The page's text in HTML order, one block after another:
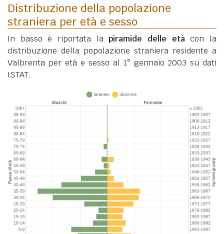
Distribuzione della popolazione
straniera per età e sesso
In basso è riportata lapiramide delle etàcon la
distribuzione della popolazione straniera residente a
Valbrenta per età e sesso al 1° gennaio 2003 su dati
ISTAT.